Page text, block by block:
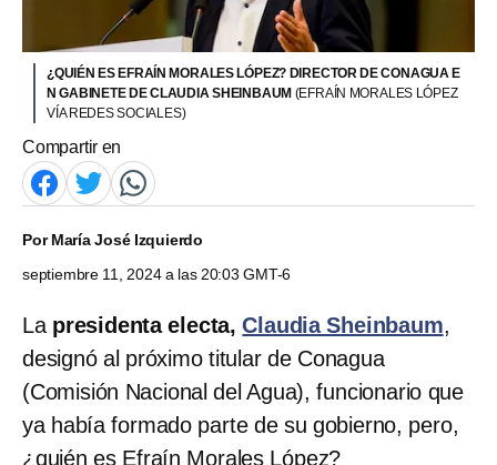
¿QUIÉN ES EFRAÍN MORALES LÓPEZ? DIRECTOR DE CONAGUA E
N GABINETE DE CLAUDIA SHEINBAUM (EFRAÍN MORALES LÓPEZ
VÍA REDES SOCIALES)
Compartir en
PorMaría José Izquierdo
septiembre 11, 2024 a las 20:03 GMT-6
La presidenta electa,Claudia Sheinbaum,
designó al próximo titular de Conagua
(Comisión Nacional del Agua), funcionario que
ya había formado parte de su gobierno, pero,
¿quién es Efraín Morales López?